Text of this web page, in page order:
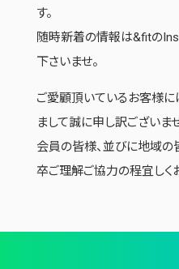
す。
随時新着の情報は&fitの
下さいませ。
ご愛顧頂いているお客様に
まして誠に申し訳ございま
会員の皆様、並びに地域の
卒ご理解ご協力の程宜しく